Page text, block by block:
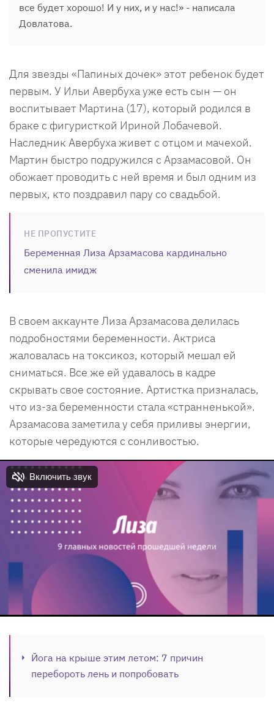
все будет хорошо! И у них, и у нас!» - написала
Довлатова.
Для звезды «Папиных дочек» этот ребенок будет
первым. У Ильи Авербуха уже есть сын — он
воспитывает Мартина (17), который родился в
браке с фигуристкой Ириной Лобачевой.
Наследник Авербуха живет с отцом и мачехой.
Мартин быстро подружился с Арзамасовой. Он
обожает проводить с ней время и был одним из
первых, кто поздравил пару со свадьбой.
НЕ ПРОПУСТИТЕ
Беременная Лиза Арзамасова кардинально
сменила имидж
В своем аккаунте Лиза Арзамасова делилась
подробностями беременности. Актриса
жаловалась на токсикоз, который мешал ей
сниматься. Все же ей удавалось в кадре
скрывать свое состояние. Артистка призналась,
что из-за беременности стала «странненькой».
Арзамасова заметила у себя приливы энергии,
которые чередуются с сонливостью.
Йога на крыше этим летом: 7 причин
перебороть лень и попробовать